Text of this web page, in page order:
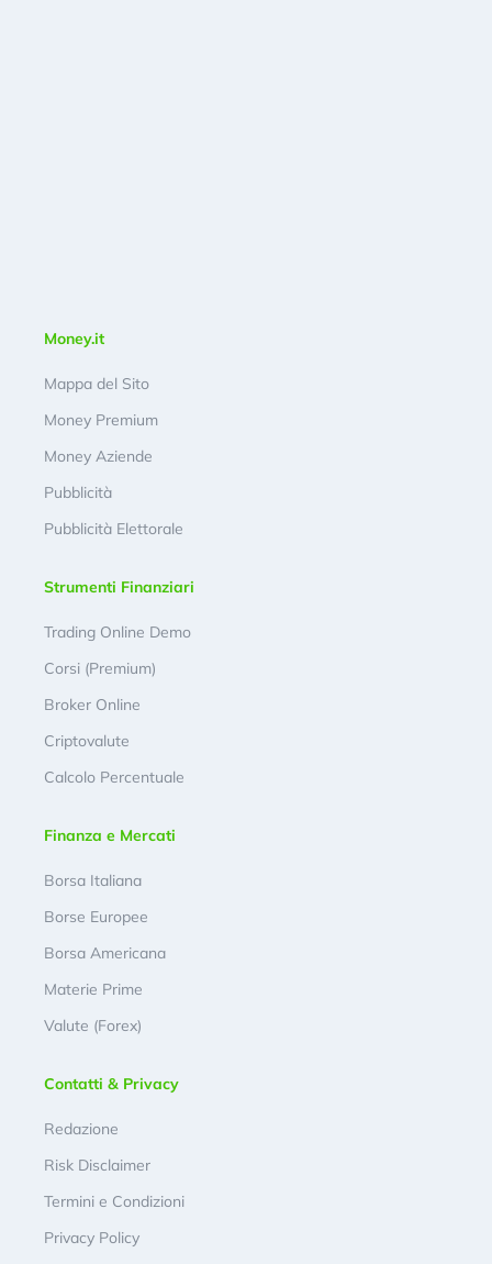
Money.it
Mappa del Sito
Money Premium
Money Aziende
Pubblicità
Pubblicità Elettorale
Strumenti Finanziari
Trading Online Demo
Corsi (Premium)
Broker Online
Criptovalute
Calcolo Percentuale
Finanza e Mercati
Borsa Italiana
Borse Europee
Borsa Americana
Materie Prime
Valute (Forex)
Contatti & Privacy
Redazione
Risk Disclaimer
Termini e Condizioni
Privacy Policy